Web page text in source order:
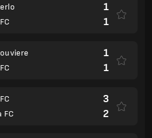
1
1
1
1
FC
3
2